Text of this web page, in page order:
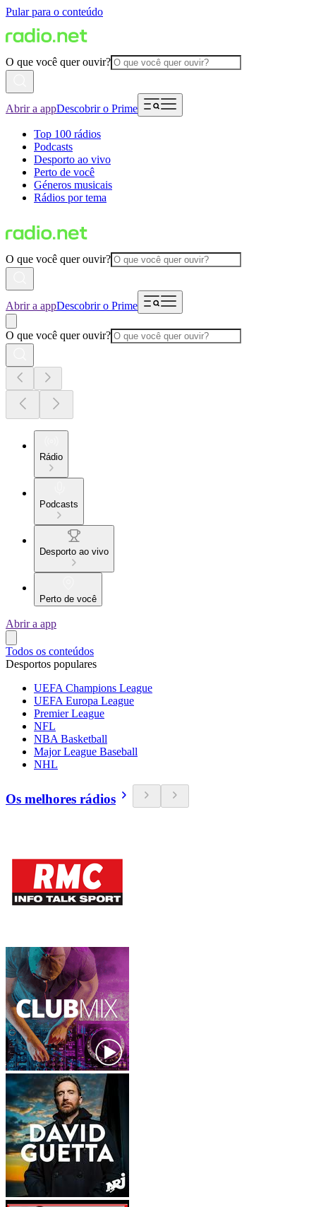
Pular para o conteúdo
O que você quer ouvir?
Abrir a appDescobrir o Prime
Top 100 rádios
Podcasts
Desporto ao vivo
Perto de você
Géneros musicais
Rádios por tema
O que você quer ouvir?
Abrir a appDescobrir o Prime
O que você quer ouvir?
Rádio
Podcasts
Desporto ao vivo
Perto de você
Abrir a app
Todos os conteúdos
Desportos populares
UEFA Champions League
UEFA Europa League
Premier League
NFL
NBA Basketball
Major League Baseball
NHL
Os melhores rádios